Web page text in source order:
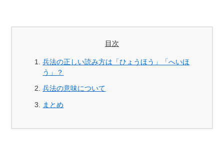
目次
兵法の正しい読み方は「ひょうほう」「へいほ
う」？
兵法の意味について
まとめ